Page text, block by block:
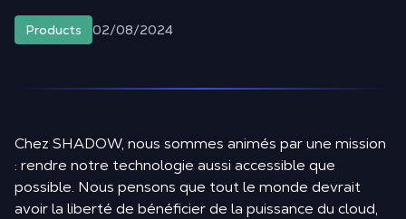
Products 02/08/2024
Chez SHADOW, nous sommes animés par une mission
: rendre notre technologie aussi accessible que
possible. Nous pensons que tout le monde devrait
avoir la liberté de bénéficier de la puissance du cloud,